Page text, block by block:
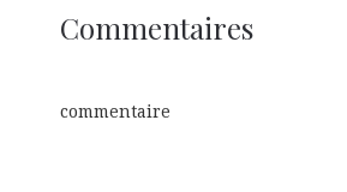
Commentaires
commentaire